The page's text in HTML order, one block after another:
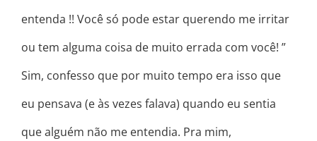
entenda !! Você só pode estar querendo me irritar
ou tem alguma coisa de muito errada com você! ”
Sim, confesso que por muito tempo era isso que
eu pensava (e às vezes falava) quando eu sentia
que alguém não me entendia. Pra mim,